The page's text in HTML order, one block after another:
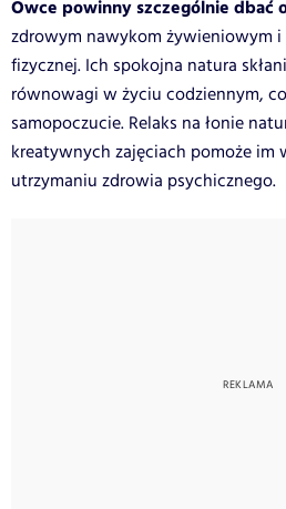
Owce powinny szczególnie dbać
zdrowym nawykom żywieniowym
fizycznej. Ich spokojna natura
równowagi w życiu codziennym,
samopoczucie. Relaks na łonie
kreatywnych zajęciach pomoże im
utrzymaniu zdrowia psychicznego.